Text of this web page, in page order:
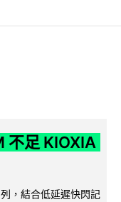
不足 KIOXIA
，結合低延遲快閃記